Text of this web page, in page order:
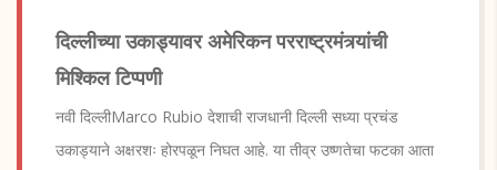
दिल्लीच्या उकाड्यावर अमेरिकन परराष्ट्रमंत्र्यांची
मिश्किल टिप्पणी
नवी दिल्लीMarco Rubio देशाची राजधानी दिल्ली सध्या प्रचंड
उकाड्याने अक्षरशः होरपळून निघत आहे. या तीव्र उष्णतेचा फटका आता